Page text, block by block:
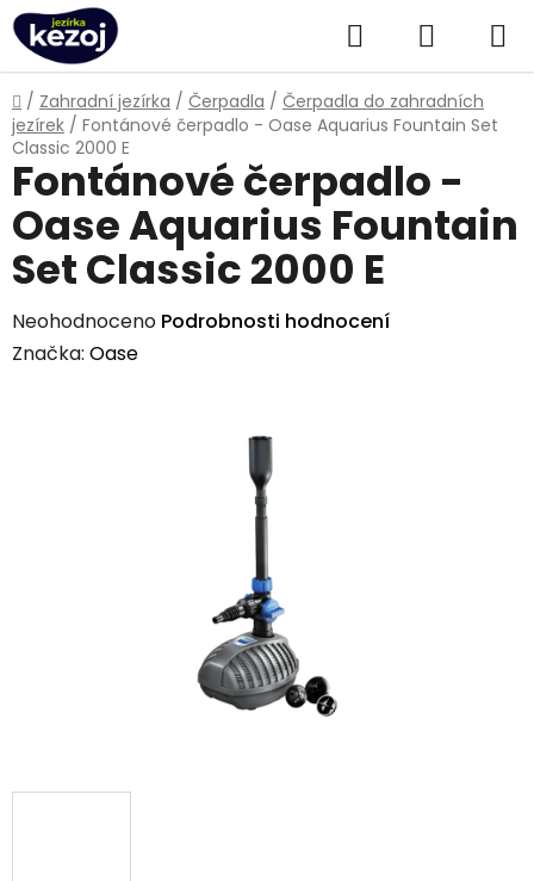
Přejít
na
obsah
Hledat
KOŠÍK
Domů
/ Zahradní jezírka / Čerpadla / Čerpadla do zahradních
jezírek / Fontánové čerpadlo - Oase Aquarius Fountain Set
Classic 2000 E
Fontánové čerpadlo -
Oase Aquarius Fountain
Set Classic 2000 E
Průměrné
hodnocení
Neohodnoceno Podrobnosti hodnocení
Značka: Oase